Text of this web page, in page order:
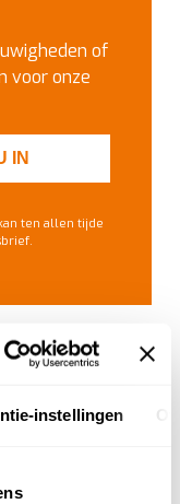
instellingen
of
voor onze
IN
ten allen tijde